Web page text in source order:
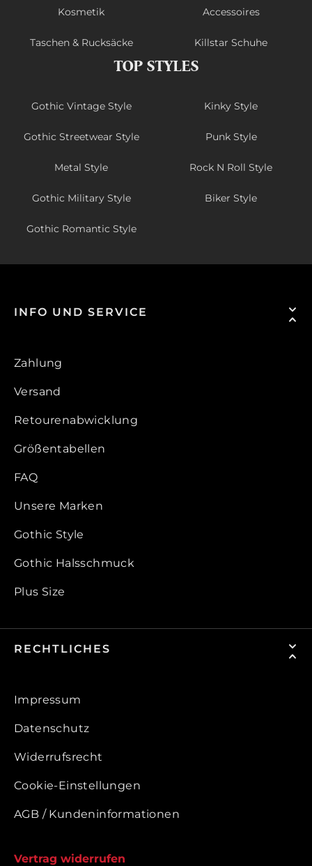
Kosmetik Accessoires
Taschen & Rucksäcke Killstar Schuhe
TOP STYLES
Gothic Vintage Style Kinky Style
Gothic Streetwear Style Punk Style
Metal Style Rock N Roll Style
Gothic Military Style Biker Style
Gothic Romantic Style
INFO UND SERVICE
Zahlung
Versand
Retourenabwicklung
Größentabellen
FAQ
Unsere Marken
Gothic Style
Gothic Halsschmuck
Plus Size
RECHTLICHES
Impressum
Datenschutz
Widerrufsrecht
Cookie-Einstellungen
AGB / Kundeninformationen
Vertrag widerrufen